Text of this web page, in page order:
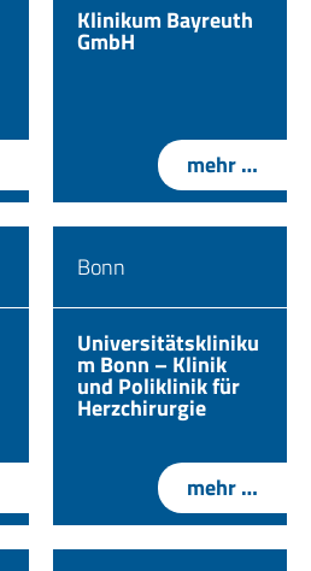
Klinikum Bayreuth
GmbH
mehr …
Bonn
Universitätskliniku
m Bonn – Klinik
und Poliklinik für
Herzchirurgie
mehr …